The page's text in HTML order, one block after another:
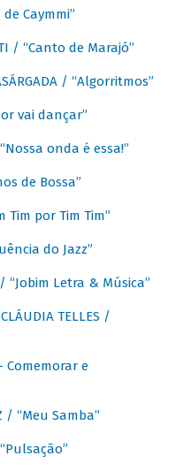
Caymmi”
/ “Canto de Marajó”
/ “Algorritmos”
vai dançar”
onda é essa!”
de Bossa”
Tim por Tim Tim”
do Jazz”
“Jobim Letra & Música”
TELLES /
Comemorar e
/ “Meu Samba”